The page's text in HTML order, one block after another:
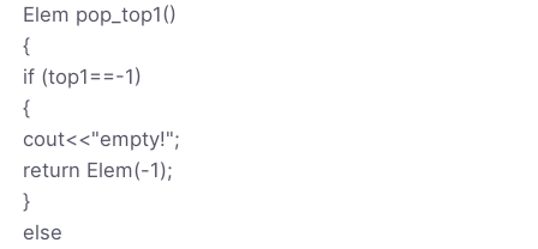
Elem pop_top1()
{
if (top1==-1)
{
cout<<"empty!";
return Elem(-1);
}
else